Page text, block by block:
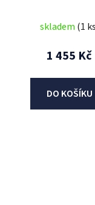
skladem (1
1 455 Kč
DO KOŠÍKU